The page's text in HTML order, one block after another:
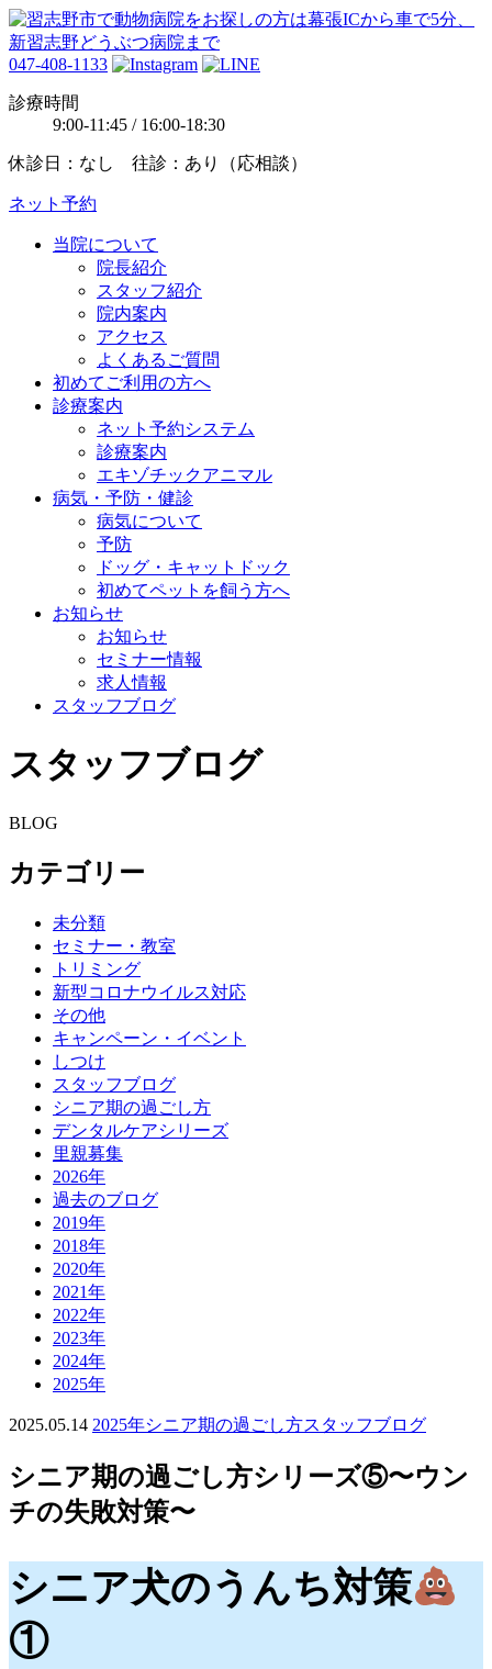
047-408-1133
診療時間
9:00-11:45 / 16:00-18:30
休診日：なし 往診：あり（応相談）
ネット予約
当院について
院長紹介
スタッフ紹介
院内案内
アクセス
よくあるご質問
初めてご利用の方へ
診療案内
ネット予約システム
診療案内
エキゾチックアニマル
病気・予防・健診
病気について
予防
ドッグ・キャットドック
初めてペットを飼う方へ
お知らせ
お知らせ
セミナー情報
求人情報
スタッフブログ
スタッフブログ
BLOG
カテゴリー
未分類
セミナー・教室
トリミング
新型コロナウイルス対応
その他
キャンペーン・イベント
しつけ
スタッフブログ
シニア期の過ごし方
デンタルケアシリーズ
里親募集
2026年
過去のブログ
2019年
2018年
2020年
2021年
2022年
2023年
2024年
2025年
2025.05.14 2025年シニア期の過ごし方スタッフブログ
シニア期の過ごし方シリーズ⑤〜ウン
チの失敗対策〜
シニア犬のうんち対策
①